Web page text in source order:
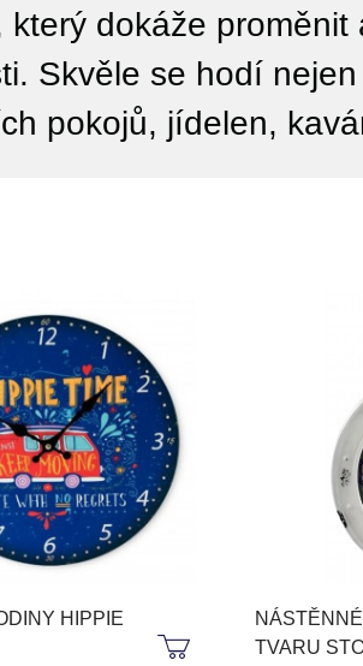
který dokáže proměnit
Skvěle se hodí
pokojů, jídelen,
HIPPIE
TVARU